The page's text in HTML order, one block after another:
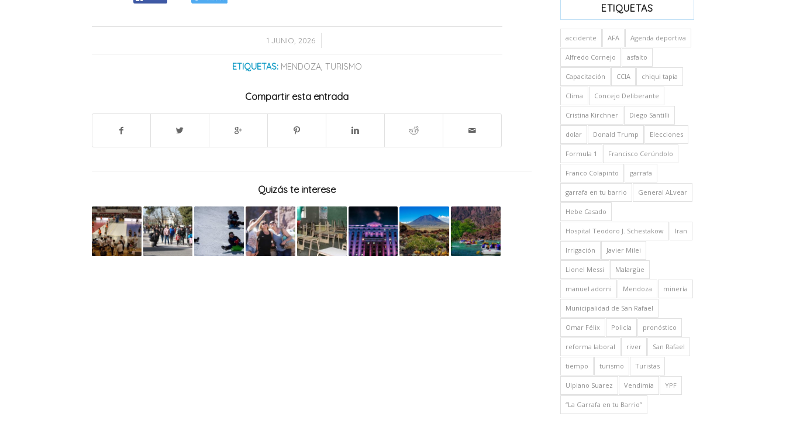
1 JUNIO, 2026
/
ETIQUETAS: MENDOZA, TURISMO
Compartir esta entrada
Quizás te interese
ETIQUETAS
accidente AFA Agenda deportiva
Alfredo Cornejo asfalto
Capacitación CCIA chiqui tapia
Clima Concejo Deliberante
Cristina Kirchner Diego Santilli
dolar Donald Trump Elecciones
Formula 1 Francisco Cerúndolo
Franco Colapinto garrafa
garrafa en tu barrio General ALvear
Hebe Casado
Hospital Teodoro J. Schestakow Iran
Irrigación Javier Milei
Lionel Messi Malargüe
manuel adorni Mendoza minería
Municipalidad de San Rafael
Omar Félix Policía pronóstico
reforma laboral river San Rafael
tiempo turismo Turistas
Ulpiano Suarez Vendimia YPF
“La Garrafa en tu Barrio”